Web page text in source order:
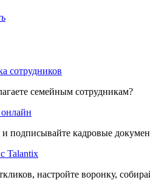
сотрудников
семейным сотрудникам?
и подписывайте кадровые
Talantix
настройте воронку,